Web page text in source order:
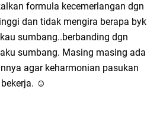
formula kecemerlangan dgn
dan tidak mengira berapa byk
sumbang..berbanding dgn
sumbang. Masing masing ada
agar keharmonian pasukan
☺